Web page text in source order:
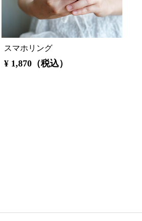
スマホリング
¥ 1,870（税込）